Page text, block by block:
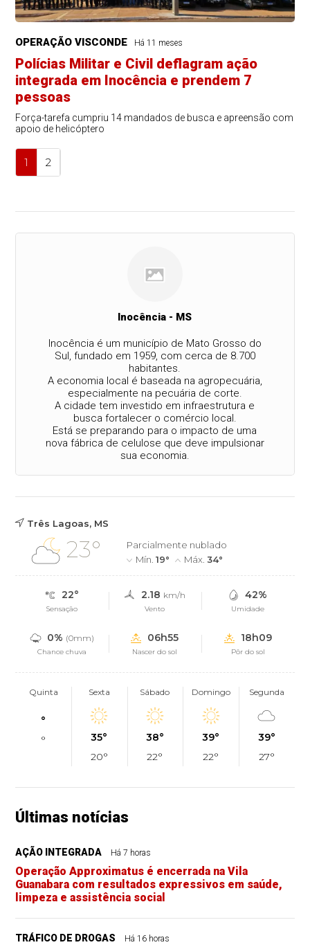
OPERAÇÃO VISCONDE Há 11 meses
Polícias Militar e Civil deflagram ação
integrada em Inocência e prendem 7
pessoas
Força-tarefa cumpriu 14 mandados de busca e apreensão com
apoio de helicóptero
1 2
Inocência - MS
Inocência é um município de Mato Grosso do
Sul, fundado em 1959, com cerca de 8.700
habitantes.
A economia local é baseada na agropecuária,
especialmente na pecuária de corte.
A cidade tem investido em infraestrutura e
busca fortalecer o comércio local.
Está se preparando para o impacto de uma
nova fábrica de celulose que deve impulsionar
sua economia.
Três Lagoas, MS
23°
Parcialmente nublado
Mín.19° Máx.34°
22°
Sensação
2.18 km/h
Vento
42%
Umidade
0% (0mm)
Chance chuva
06h55
Nascer do sol
18h09
Pôr do sol
Quinta
°
°
Sexta
35°
20°
Sábado
38°
22°
Domingo
39°
22°
Segunda
39°
27°
Últimas notícias
AÇÃO INTEGRADA Há 7 horas
Operação Approximatus é encerrada na Vila
Guanabara com resultados expressivos em saúde,
limpeza e assistência social
TRÁFICO DE DROGAS Há 16 horas